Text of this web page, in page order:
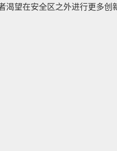
渴望在安全区之外进行更多创